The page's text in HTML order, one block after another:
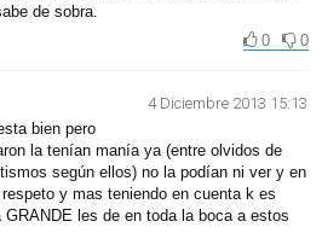
de sobra.
0
0
4 Diciembre 2013 15:13
bien pero
la tenían manía ya (entre olvidos de
según ellos) no la podían ni ver y en
y mas teniendo en cuenta k es
les de en toda la boca a estos